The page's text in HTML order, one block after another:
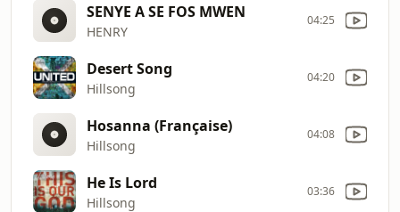
SENYE A SE FOS MWEN
HENRY
04:25
Desert Song
Hillsong
04:20
Hosanna (Française)
Hillsong
04:08
He Is Lord
Hillsong
03:36